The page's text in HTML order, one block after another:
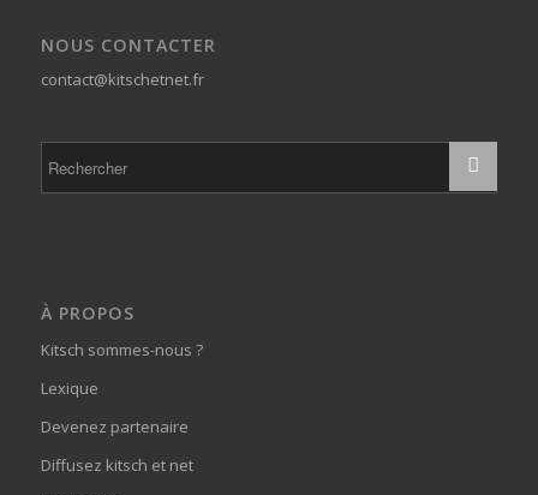
NOUS CONTACTER
contact@kitschetnet.fr
À PROPOS
Kitsch sommes-nous ?
Lexique
Devenez partenaire
Diffusez kitsch et net